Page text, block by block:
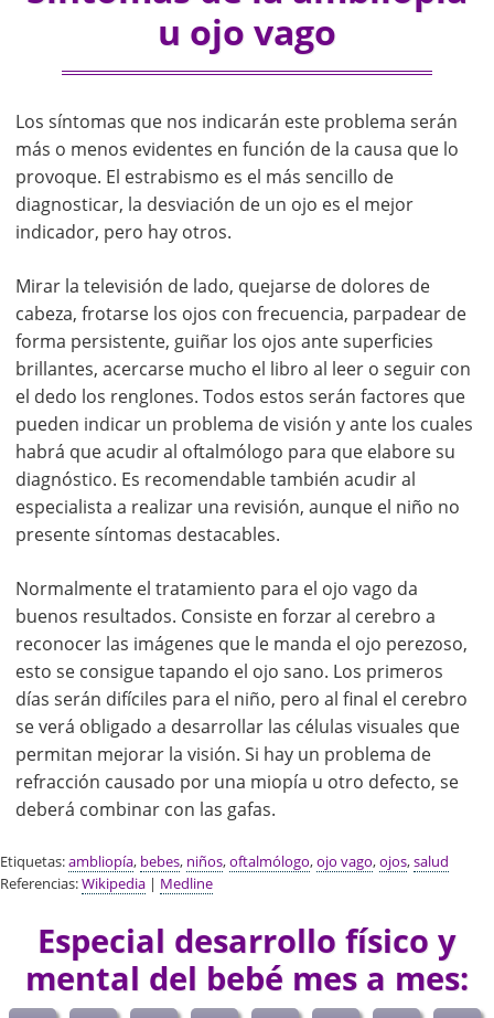
u ojo vago
Los síntomas que nos indicarán este problema serán
más o menos evidentes en función de la causa que lo
provoque. El estrabismo es el más sencillo de
diagnosticar, la desviación de un ojo es el mejor
indicador, pero hay otros.
Mirar la televisión de lado, quejarse de dolores de
cabeza, frotarse los ojos con frecuencia, parpadear de
forma persistente, guiñar los ojos ante superficies
brillantes, acercarse mucho el libro al leer o seguir con
el dedo los renglones. Todos estos serán factores que
pueden indicar un problema de visión y ante los cuales
habrá que acudir al oftalmólogo para que elabore su
diagnóstico. Es recomendable también acudir al
especialista a realizar una revisión, aunque el niño no
presente síntomas destacables.
Normalmente el tratamiento para el ojo vago da
buenos resultados. Consiste en forzar al cerebro a
reconocer las imágenes que le manda el ojo perezoso,
esto se consigue tapando el ojo sano. Los primeros
días serán difíciles para el niño, pero al final el cerebro
se verá obligado a desarrollar las células visuales que
permitan mejorar la visión. Si hay un problema de
refracción causado por una miopía u otro defecto, se
deberá combinar con las gafas.
Etiquetas:ambliopía, bebes, niños,oftalmólogo,ojo vago,ojos,salud
Referencias:Wikipedia | Medline
Especial desarrollo físico y
mental del bebé mes a mes: